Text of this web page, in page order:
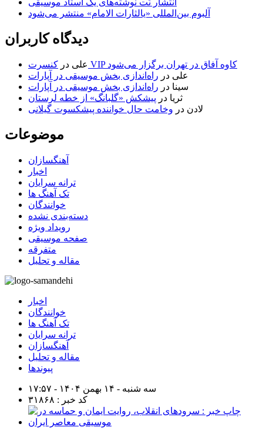
انتشار نُت نوشته‌های یک استاد موسیقی
آلبوم بین‌المللی «یالثارات الامام» منتشر می‌شود
دیدگاه کاربران
علی در
کنسرت VIP کاوه آفاق در تهران برگزار می‌شود
علی در راه‌اندازی بخش موسیقی در آپارات
سینا در راه‌اندازی بخش موسیقی در آپارات
ثریا در پیشکش «گلبانگ» از خطه لرستان
لادن در وخامت حال خواننده پیشکسوت گیلانی
موضوعات
آهنگسازان
اخبار
ترانه سرایان
تک آهنگ ها
خوانندگان
دسته‌بندی نشده
رویداد ویژه
صفحه موسیقی
متفرقه
مقاله و تحلیل
اخبار
خوانندگان
تک آهنگ ها
ترانه سرایان
آهنگسازان
مقاله و تحلیل
پیوندها
سه شنبه - ۱۴ بهمن ۱۴۰۴ - ۱۷:۵۷
کد خبر : ۳۱۸۶۸